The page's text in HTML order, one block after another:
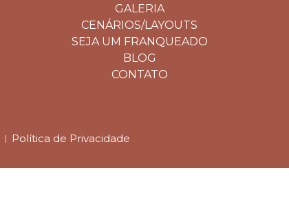
GALERIA
CENÁRIOS/LAYOUTS
SEJA UM FRANQUEADO
BLOG
CONTATO
Política de Privacidade